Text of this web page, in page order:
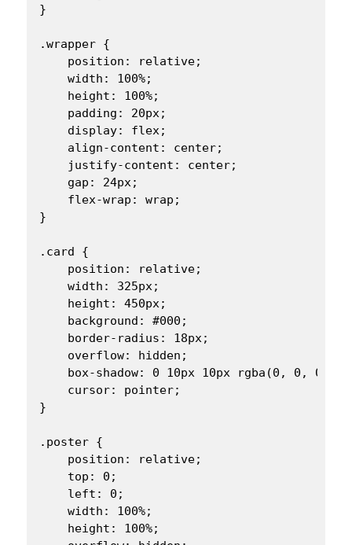
}
.wrapper {
    position: relative;
    width: 100%;
    height: 100%;
    padding: 20px;
    display: flex;
    align-content: center;
    justify-content: center;
    gap: 24px;
    flex-wrap: wrap;
}
.card {
    position: relative;
    width: 325px;
    height: 450px;
    background: #000;
    border-radius: 18px;
    overflow: hidden;
box-shadow: 0 10px 10px rgba(0, 0, 0,
    cursor: pointer;
}
.poster {
    position: relative;
    top: 0;
    left: 0;
    width: 100%;
    height: 100%;